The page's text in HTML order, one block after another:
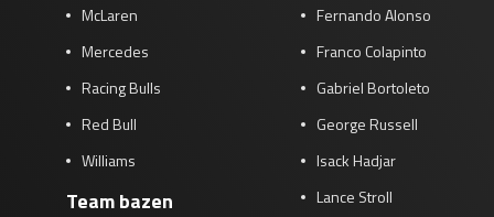
McLaren
Mercedes
Racing Bulls
Red Bull
Williams
Team bazen
Fernando Alonso
Franco Colapinto
Gabriel Bortoleto
George Russell
Isack Hadjar
Lance Stroll